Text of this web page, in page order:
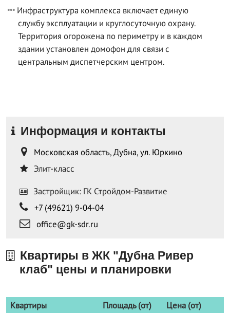
Инфраструктура комплекса включает единую
службу эксплуатации и круглосуточную охрану.
Территория огорожена по периметру и в каждом
здании установлен домофон для связи с
центральным диспетчерским центром.
Информация и контакты
Московская область, Дубна, ул. Юркино
Элит-класс
Застройщик: ГК Стройдом-Развитие
+7 (49621) 9-04-04
office@gk-sdr.ru
Квартиры в ЖК "Дубна Ривер
клаб" цены и планировки
Квартиры Площадь (от)
Цена (от)